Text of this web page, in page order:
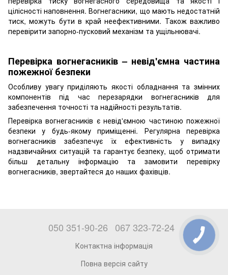
цілісності наповнення. Вогнегасники, що мають недостатній
тиск, можуть бути в край неефективними. Також важливо
перевірити запорно-пусковий механізм та ущільнювачі.
Перевірка вогнегасників – невід'ємна частина
пожежної безпеки
Особливу увагу приділяють якості обладнання та змінних
компонентів під час перезарядки вогнегасників для
забезпечення точності та надійності результатів.
Перевірка вогнегасників є невід'ємною частиною пожежної
безпеки у будь-якому приміщенні. Регулярна перевірка
вогнегасників забезпечує їх ефективність у випадку
надзвичайних ситуацій та гарантує безпеку, щоб отримати
більш детальну інформацію та замовити перевірку
вогнегасників, звертайтеся до наших фахівців.
050 351-90-26 067 323-72-24
Контактна інформація
Повна версія сайту